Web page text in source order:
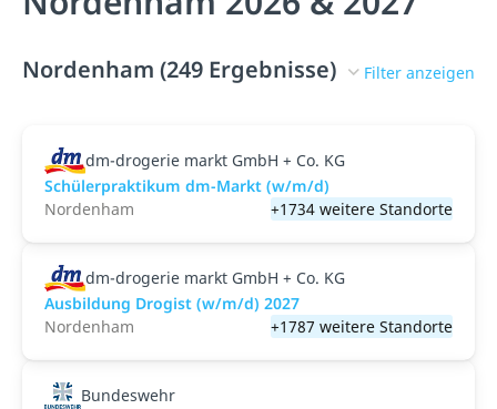
Nordenham (249 Ergebnisse) Filter anzeigen
dm-drogerie markt GmbH + Co. KG
Schülerpraktikum dm-Markt (w/m/d)
Nordenham
+1734 weitere Standorte
dm-drogerie markt GmbH + Co. KG
Ausbildung Drogist (w/m/d) 2027
Nordenham
+1787 weitere Standorte
Bundeswehr